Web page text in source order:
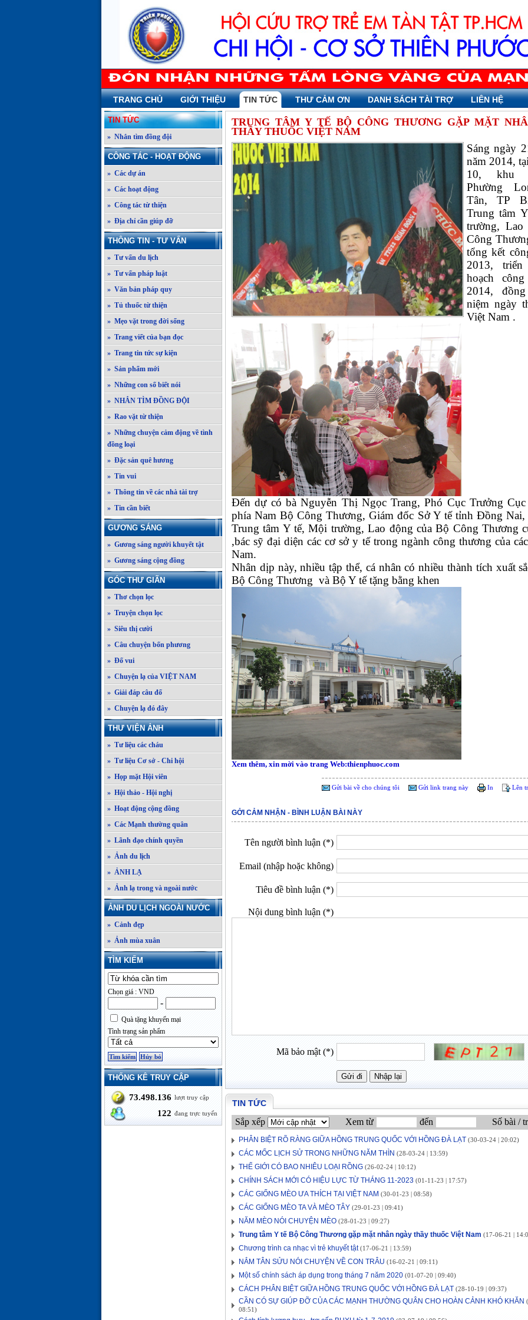
TRANG CHỦ GIỚI THIỆU TIN TỨC THƯ CẢM ƠN DANH SÁCH TÀI TRỢ LIÊN HỆ
TIN TỨC
» Nhắn tìm đồng đội
CÔNG TÁC - HOẠT ĐỘNG
» Các dự án
» Các hoạt động
» Công tác từ thiện
» Địa chỉ cần giúp đỡ
THÔNG TIN - TƯ VẤN
» Tư vấn du lịch
» Tư vấn pháp luật
» Văn bản pháp quy
» Tủ thuốc từ thiện
» Mẹo vặt trong đời sống
» Trang viết của bạn đọc
» Trang tin tức sự kiện
» Sản phẩm mới
» Những con số biết nói
» NHẮN TÌM ĐỒNG ĐỘI
» Rao vặt từ thiện
» Những chuyện cảm động về tình
đồng loại
» Đặc sản quê hương
» Tin vui
» Thông tin về các nhà tài trợ
» Tin cần biết
GƯƠNG SÁNG
» Gương sáng người khuyết tật
» Gương sáng cộng đồng
GÓC THƯ GIÃN
» Thơ chọn lọc
» Truyện chọn lọc
» Siêu thị cười
» Câu chuyện bốn phương
» Đố vui
» Chuyện lạ của VIỆT NAM
» Giải đáp câu đố
» Chuyện lạ đó đây
THƯ VIỆN ẢNH
» Tư liệu các cháu
» Tư liệu Cơ sở - Chi hội
» Họp mặt Hội viên
» Hội thảo - Hội nghị
» Hoạt động cộng đồng
» Các Mạnh thường quân
» Lãnh đạo chính quyền
» Ảnh du lịch
» ẢNH LẠ
» Ảnh lạ trong và ngoài nước
ẢNH DU LỊCH NGOÀI NƯỚC
» Cảnh đẹp
» Ảnh mùa xuân
TÌM KIẾM
Chọn giá : VND
-
Quà tặng khuyến mại
Tình trạng sản phẩm
THỐNG KÊ TRUY CẬP
73.498.136 lượt truy cập
122 đang trực tuyến
TRUNG TÂM Y TẾ BỘ CÔNG THƯƠNG GẶP MẶT
THẦY THUỐC VIỆT NAM
Sáng ngày
năm 2014,
10, khu
Phường
Tân, TP
Trung tâm
trường,
Công
tổng kết
2013,
hoạch
2014,
niệm ngày
Việt Nam .
Đến dự có bà Nguyễn Thị Ngọc Trang, Phó Cục Trưởng
phía Nam Bộ Công Thương, Giám đốc Sở Y tế tỉnh Đồng Nai,
Trung tâm Y tế, Mội trường, Lao động của Bộ Công Thương
,bác sỹ đại diện các cơ sở y tế trong ngành công thương của
Nam.
Nhân dịp này, nhiều tập thể, cá nhân có nhiều thành tích xuất
Bộ Công Thương và Bộ Y tế tặng bằng khen
Xem thêm, xin mời vào trang Web:thienphuoc.com
Gửi bài về cho chúng tôi Gửi link trang này In Lên
GỞI CẢM NHẬN - BÌNH LUẬN BÀI NÀY
Tên người bình luận (*)
Email (nhập hoặc không)
Tiêu đề bình luận (*)
Nội dung bình luận (*)
Mã bảo mật (*)
TIN TỨC
Sắp xếp Xem từ đến Số bài /
PHÂN BIỆT RÕ RÀNG GIỮA HỒNG TRUNG QUỐC VỚI HỒNG ĐÀ LẠT (30-03-24 | 20:02)
CÁC MỐC LỊCH SỬ TRONG NHỮNG NĂM THÌN (28-03-24 | 13:59)
THẾ GIỚI CÓ BAO NHIÊU LOẠI RỒNG (26-02-24 | 10:12)
CHÍNH SÁCH MỚI CÓ HIỆU LỰC TỪ THÁNG 11-2023 (01-11-23 | 17:57)
CÁC GIỐNG MÈO ƯA THÍCH TẠI VIỆT NAM (30-01-23 | 08:58)
CÁC GIỐNG MÈO TA VÀ MÈO TÂY (29-01-23 | 09:41)
NĂM MÈO NÓI CHUYỆN MÈO (28-01-23 | 09:27)
Trung tâm Y tế Bộ Công Thương gặp mặt nhân ngày thầy thuốc Việt Nam (17-06-21 |
Chương trình ca nhạc vì trẻ khuyết tật(17-06-21 | 13:59)
NẮM TÂN SỬU NÓI CHUYỆN VỀ CON TRÂU (16-02-21 | 09:11)
Một số chính sách áp dụng trong tháng 7 năm 2020 (01-07-20 | 09:40)
CÁCH PHÂN BIỆT GIỮA HỒNG TRUNG QUỐC VỚI HỒNG ĐÀ LẠT (28-10-19 | 09:37)
CẦN CÓ SỰ GIÚP ĐỠ CỦA CÁC MẠNH THƯỜNG QUÂN CHO HOÀN CẢNH KHÓ KHĂN
08:51)